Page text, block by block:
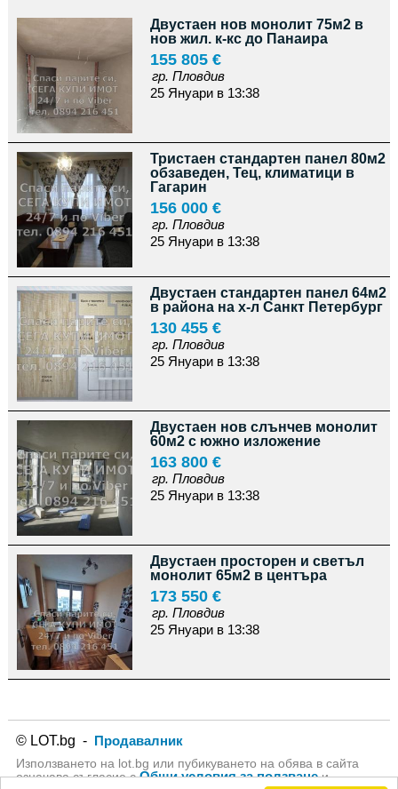
Двустаен нов монолит 75м2 в
нов жил. к-кс до Панаира
155 805 €
гр. Пловдив
25 Януари в 13:38
Тристаен стандартен панел 80м2
обзаведен, Тец, климатици в
Гагарин
156 000 €
гр. Пловдив
25 Януари в 13:38
Двустаен стандартен панел 64м2
в района на х-л Санкт Петербург
130 455 €
гр. Пловдив
25 Януари в 13:38
Двустаен нов слънчев монолит
60м2 с южно изложение
163 800 €
гр. Пловдив
25 Януари в 13:38
Двустаен просторен и светъл
монолит 65м2 в центъра
173 550 €
гр. Пловдив
25 Януари в 13:38
© LOT.bg - Продавалник
Използването на lot.bg или пубикуването на обява в сайта
означава съгласие сОбщи условия за ползванеи